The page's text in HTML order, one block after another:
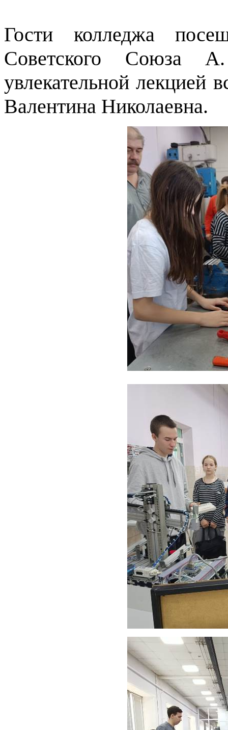
Гости колледжа
Советского Союза
увлекательной лекцией
Валентина Николаевна.